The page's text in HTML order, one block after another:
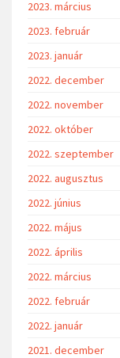
2023. március
2023. február
2023. január
2022. december
2022. november
2022. október
2022. szeptember
2022. augusztus
2022. június
2022. május
2022. április
2022. március
2022. február
2022. január
2021. december